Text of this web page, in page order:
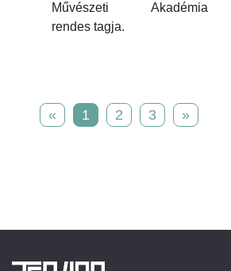
Művészeti Akadémia
rendes tagja.
« 1 2 3 »